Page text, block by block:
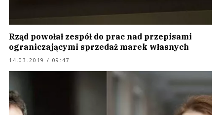
Rząd powołał zespół do prac nad przepisami
ograniczającymi sprzedaż marek własnych
14.03.2019 / 09:47